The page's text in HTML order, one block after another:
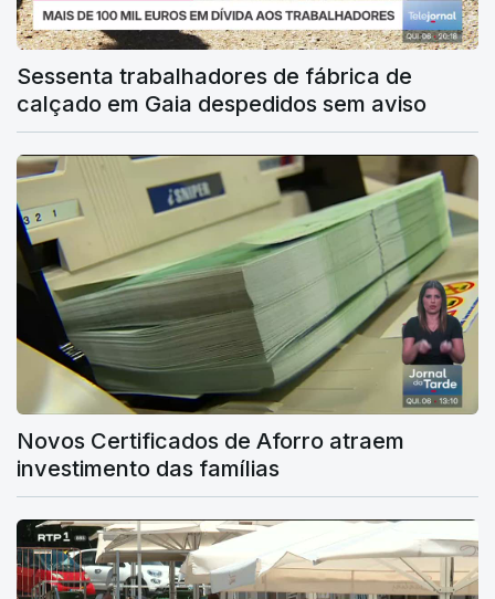
Sessenta trabalhadores de fábrica de
calçado em Gaia despedidos sem aviso
Novos Certificados de Aforro atraem
investimento das famílias